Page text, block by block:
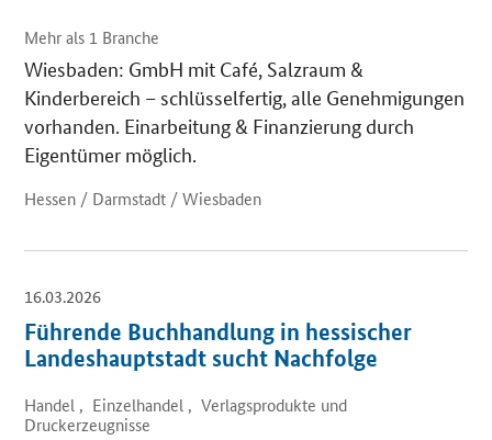
Mehr als 1 Branche
Wiesbaden: GmbH mit Café, Salzraum &
Kinderbereich – schlüsselfertig, alle Genehmigungen
vorhanden. Einarbeitung & Finanzierung durch
Eigentümer möglich.
Hessen / Darmstadt / Wiesbaden
16.03.2026
Führende Buchhandlung in hessischer
Landeshauptstadt sucht Nachfolge
Handel , Einzelhandel , Verlagsprodukte und
Druckerzeugnisse